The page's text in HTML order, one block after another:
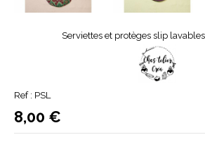
Serviettes et protèges slip
Ref : PSL
8,00 €